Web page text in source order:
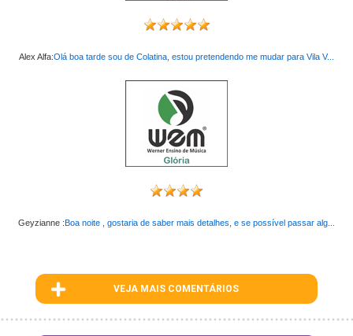
Alex Alfa:Olá boa tarde sou de Colatina, estou pretendendo me mudar para Vila V...
Geyzianne :Boa noite , gostaria de saber mais detalhes, e se possível passar alg...
VEJA MAIS COMENTÁRIOS